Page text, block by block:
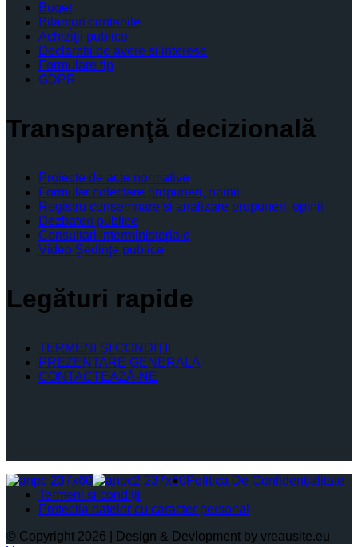
Buget
Bilanţuri contabile
Achiziţii publice
Declaratii de avere si interese
Formulare tip
GDPR
Transparenţă decizională
Proiecte de acte normative
Formular colectare propuneri, opinii
Registru consemnare si analizare propuneri, opinii
Dezbateri publice
Consultari interministeriale
Video Şedinţe publice
Legături rapide
TERMENI ŞI CONDIŢII
PREZENTARE GENERALĂ
CONTACTEAZĂ-NE
Politica De Confidențialitate
Termeni și condiții
Protectia datelor cu caracter personal
© Copyright 2026 | Design & Devlopment by vreausite.eu